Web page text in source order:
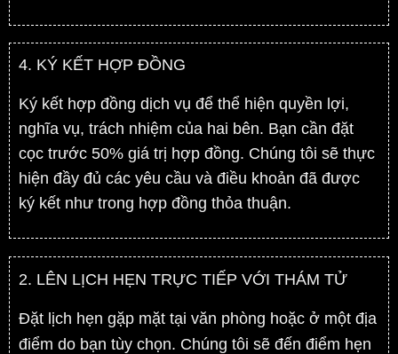
4. KÝ KẾT HỢP ĐỒNG
Ký kết hợp đồng dịch vụ để thể hiện quyền lợi,
nghĩa vụ, trách nhiệm của hai bên. Bạn cần đặt
cọc trước 50% giá trị hợp đồng. Chúng tôi sẽ thực
hiện đầy đủ các yêu cầu và điều khoản đã được
ký kết như trong hợp đồng thỏa thuận.
2. LÊN LỊCH HẸN TRỰC TIẾP VỚI THÁM TỬ
Đặt lịch hẹn gặp mặt tại văn phòng hoặc ở một địa
điểm do bạn tùy chọn. Chúng tôi sẽ đến điểm hẹn